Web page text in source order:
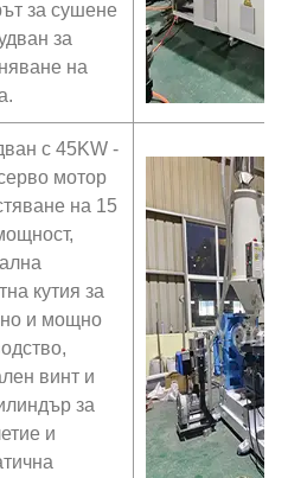
за сушене
за
на
с 45KW -
мотор
на 15
кутия за
и мощно
винт и
за
и